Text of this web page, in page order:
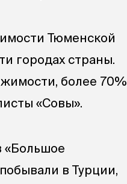
Тюменской
городах страны.
более 70%
«Совы».
«Большое
в Турции,